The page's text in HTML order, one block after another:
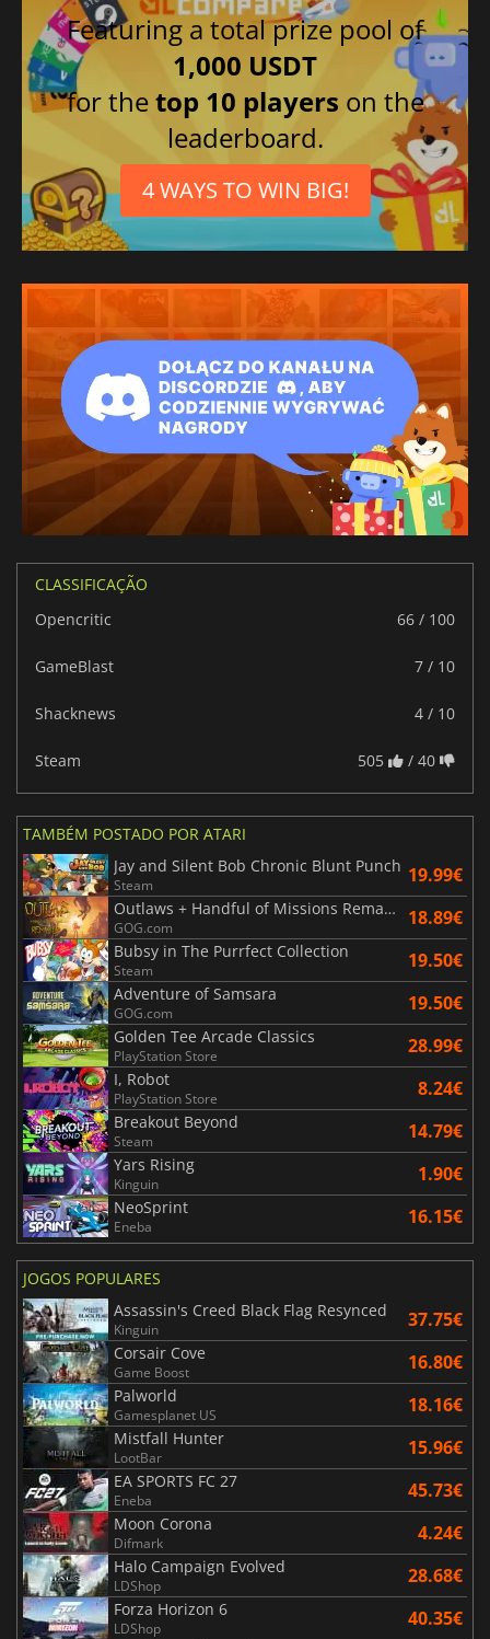
Featuring a total prize pool of
1,000 USDT
for thetop 10 players on the
leaderboard.
4 WAYS TO WIN BIG!
CLASSIFICAÇÃO
Opencritic
66 / 100
GameBlast 7 / 10
Shacknews 4 / 10
Steam 505 / 40
TAMBÉM POSTADO POR ATARI
Jay and Silent Bob Chronic Blunt Punch
Steam 19.99€
Outlaws + Handful of Missions Remaster
GOG.com 18.89€
Bubsy in The Purrfect Collection
Steam 19.50€
Adventure of Samsara
GOG.com 19.50€
Golden Tee Arcade Classics
PlayStation Store 28.99€
I, Robot
PlayStation Store 8.24€
Breakout Beyond
Steam 14.79€
Yars Rising
Kinguin 1.90€
NeoSprint
Eneba 16.15€
JOGOS POPULARES
Assassin's Creed Black Flag Resynced
Kinguin 37.75€
Corsair Cove
Game Boost 16.80€
Palworld
Gamesplanet US 18.16€
Mistfall Hunter
LootBar 15.96€
EA SPORTS FC 27
Eneba 45.73€
Moon Corona
Difmark 4.24€
Halo Campaign Evolved
LDShop 28.68€
Forza Horizon 6
LDShop 40.35€